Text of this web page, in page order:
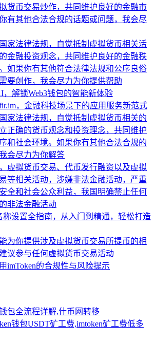
货币交易炒作，共同维护良好的金融市
有其他合法合规的话题或问题，我会尽
家法律法规，自觉抵制虚拟货币相关活
金融投资观念，共同维护良好的金融秩
如果你有其他符合法律法规和公序良俗
要创作，我会尽力为你提供帮助
，解锁Web3钱包的智能新体验
，金融科技场景下的应用服务新范式
家法律法规，自觉抵制虚拟货币相关的
正确的货币观念和投资理念，共同维护
和社会环境。如果你有其他合法合规的
会尽力为你解答
虚拟货币交易、代币发行融资以及虚拟
等相关活动，涉嫌非法金融活动，严重
全和社会公众利益，我国明确禁止任何
非法金融活动
称设置全指南，从入门到精通，轻松打造
为你提供涉及虚拟货币交易所提币的相
议参与任何虚拟货币交易活动
imToken的合规性与风险提示
包全流程详解,什币网转移
钱包USDT矿工费,imtoken矿工费低多